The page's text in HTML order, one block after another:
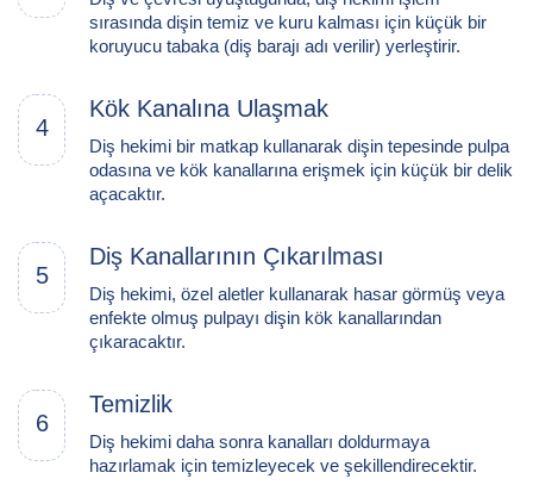
sırasında dişin temiz ve kuru kalması için küçük bir
koruyucu tabaka (diş barajı adı verilir) yerleştirir.
4
Kök Kanalına Ulaşmak
Diş hekimi bir matkap kullanarak dişin tepesinde pulpa
odasına ve kök kanallarına erişmek için küçük bir delik
açacaktır.
5
Diş Kanallarının Çıkarılması
Diş hekimi, özel aletler kullanarak hasar görmüş veya
enfekte olmuş pulpayı dişin kök kanallarından
çıkaracaktır.
6
Temizlik
Diş hekimi daha sonra kanalları doldurmaya
hazırlamak için temizleyecek ve şekillendirecektir.